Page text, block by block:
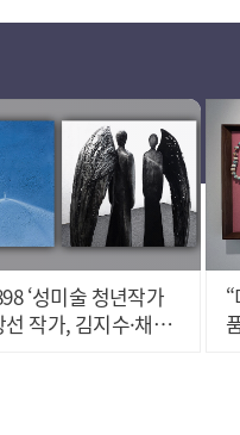
‘성미술 청년작가
선 작가, 김지수·채수